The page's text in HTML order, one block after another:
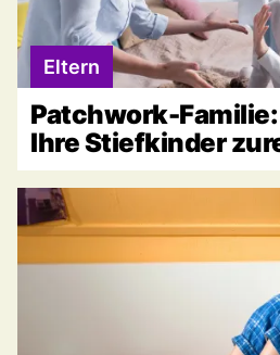
Eltern
Patchwork-
Ihre Stiefkinder